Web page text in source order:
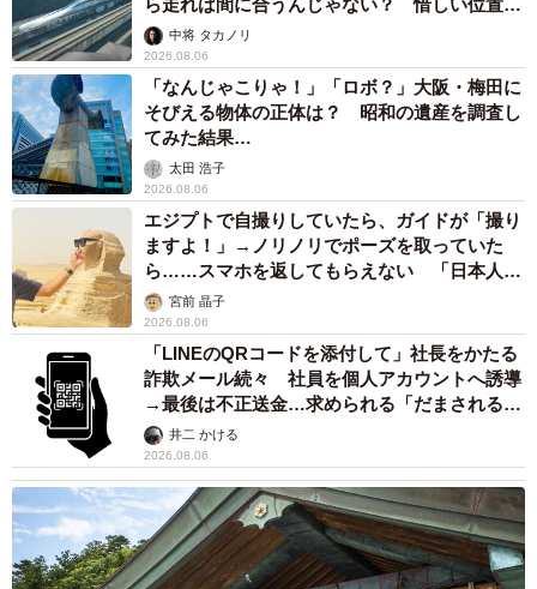
係が反響
中将 タカノリ
2026.08.06
「なんじゃこりゃ！」「ロボ？」大阪・梅田に
そびえる物体の正体は？ 昭和の遺産を調査し
てみた結果…
太田 浩子
2026.08.06
エジプトで自撮りしていたら、ガイドが「撮り
ますよ！」→ノリノリでポーズを取っていた
ら……スマホを返してもらえない 「日本人は
カモ代表かも」「私は6時間で3万円払った」
宮前 晶子
2026.08.06
「LINEのQRコードを添付して」社長をかたる
詐欺メール続々 社員を個人アカウントへ誘導
→最後は不正送金…求められる「だまされる前
提」の対策
井二 かける
2026.08.06